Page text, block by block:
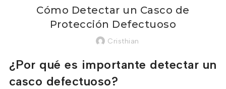
Cómo Detectar un Casco de
Protección Defectuoso
Cristhian
¿Por qué es importante detectar un
casco defectuoso?